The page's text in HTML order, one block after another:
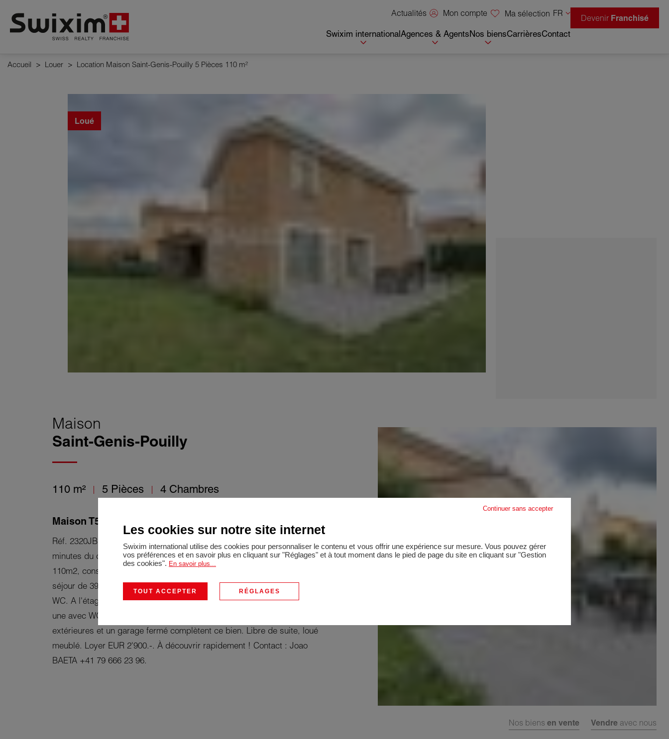
Actualités Mon compte Ma sélection FR
Swixim internationalAgences & AgentsNos biensCarrièresContact
Devenir Franchisé
Accueil > Louer > Location Maison Saint-Genis-Pouilly 5 Pièces 110 m²
Loué
Maison
Saint-Genis-Pouilly
110 m² 5 Pièces 4 Chambres
Maison T5 de 110m2 avec terrasse/jardin et garage fermé
Réf. 2320JB : Saint-Genis-Pouilly, dans un quartier paisible et à quelques
minutes du centre-ville, vous serez charmé par cette jolie maison T5 de
110m2, construite en 2014. Elle est composée d'une entrée, un spacieux
séjour de 39m2, une cuisine toute équipée, d'une salle de douche avec
WC. A l'étage, quatre chambres à coucher, deux salles de douche dont
une avec WC et une salle de bains avec WC. Trois places de parking
extérieures et un garage fermé complètent ce bien. Libre de suite, loué
meublé. Loyer EUR 2'900.-. À découvrir rapidement ! Contact : Joao
BAETA +41 79 666 23 96.
Nos biens en vente Vendre avec nous
Continuer sans accepter
Les cookies sur notre site internet
Swixim international utilise des cookies pour personnaliser le contenu et vous offrir une expérience sur mesure. Vous pouvez gérer
vos préférences et en savoir plus en cliquant sur "Réglages" et à tout moment dans le pied de page du site en cliquant sur "Gestion
des cookies". En savoir plus...
TOUT ACCEPTER RÉGLAGES